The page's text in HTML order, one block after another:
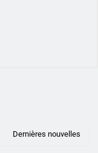
Dernières nouvelles